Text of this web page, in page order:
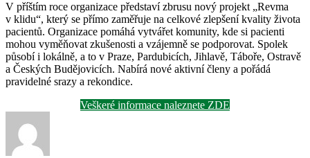
V příštím roce organizace představí zbrusu nový projekt „Revma
v klidu“, který se přímo zaměřuje na celkové zlepšení kvality života
pacientů. Organizace pomáhá vytvářet komunity, kde si pacienti
mohou vyměňovat zkušenosti a vzájemně se podporovat. Spolek
působí i lokálně, a to v Praze, Pardubicích, Jihlavě, Táboře, Ostravě
a Českých Budějovicích. Nabírá nové aktivní členy a pořádá
pravidelné srazy a rekondice.
Veškeré informace naleznete ZDE